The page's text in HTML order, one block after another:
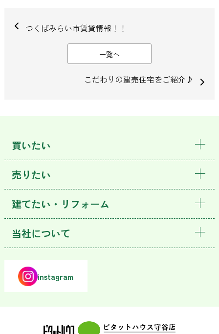
つくばみらい市賃貸情報！！
一覧へ
こだわりの建売住宅をご紹介♪
買いたい
売りたい
建てたい・リフォーム
当社について
instagram